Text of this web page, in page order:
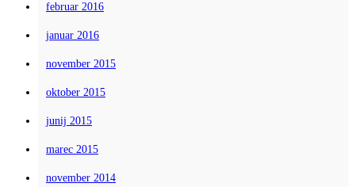
februar 2016
januar 2016
november 2015
oktober 2015
junij 2015
marec 2015
november 2014